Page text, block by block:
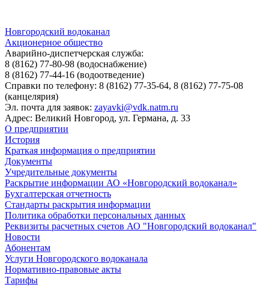
Новгородский водоканал
Акционерное общество
Аварийно-диспетчерская служба:
8 (8162) 77-80-98 (водоснабжение)
8 (8162) 77-44-16 (водоотведение)
Справки по телефону: 8 (8162) 77-35-64, 8 (8162) 77-75-08
(канцелярия)
Эл. почта для заявок: zayavki@vdk.natm.ru
Адрес: Великий Новгород, ул. Германа, д. 33
О предприятии
История
Краткая информация о предприятии
Документы
Учредительные документы
Раскрытие информации АО «Новгородский водоканал»
Бухгалтерская отчетность
Стандарты раскрытия информации
Политика обработки персональных данных
Реквизиты расчетных счетов АО "Новгородский водоканал"
Новости
Абонентам
Услуги Новгородского водоканала
Нормативно-правовые акты
Тарифы